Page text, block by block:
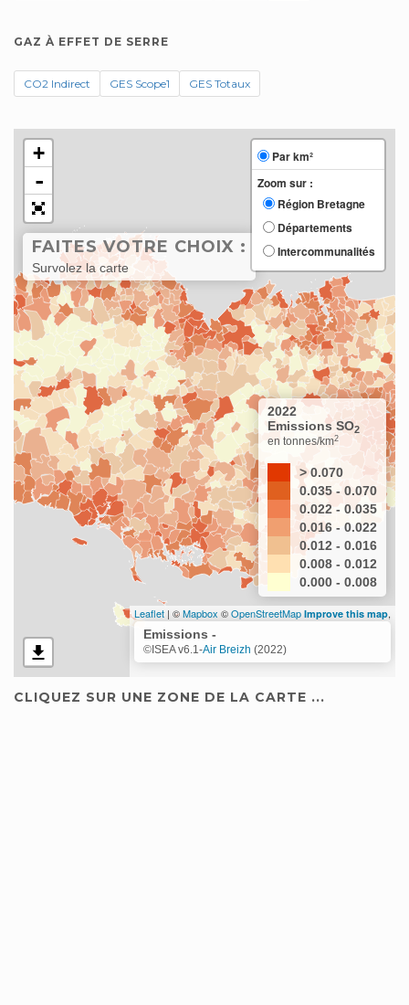
GAZ À EFFET DE SERRE
CO2 Indirect GES Scope1 GES Totaux
+
-
FAITES VOTRE CHOIX :
Survolez la carte
Par km²
Zoom sur :
Région Bretagne
Départements
Intercommunalités
2022
Emissions SO2
en tonnes/km2
> 0.070
0.035 - 0.070
0.022 - 0.035
0.016 - 0.022
0.012 - 0.016
0.008 - 0.012
0.000 - 0.008
Leaflet | ©Mapbox ©OpenStreetMap Improve this map,
Emissions -
©ISEA v6.1-Air Breizh (2022)
CLIQUEZ SUR UNE ZONE DE LA CARTE ...